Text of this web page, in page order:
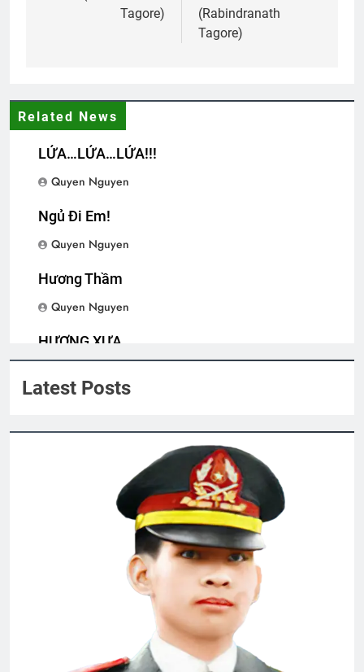
CTBCTY Tập IV chương 42
2 Years Ago
CTBCTY Tập II chương 19
2 Years Ago
KHOAN (Rabindranath Tagore)
Tình Xuân Cho Quê Hương
2 Years Ago
Trung Úy và thiếu nữ
2 Years Ago
Tình Xuân
2 Years Ago
Quảng Ngãi 1972-1973
Tagore)
(Rabindranath
Tagore)
Related News
LỬA…LỬA…LỬA!!!
Quyen Nguyen
Ngủ Đi Em!
Quyen Nguyen
Hương Thầm
Quyen Nguyen
HƯƠNG XƯA
Latest Posts